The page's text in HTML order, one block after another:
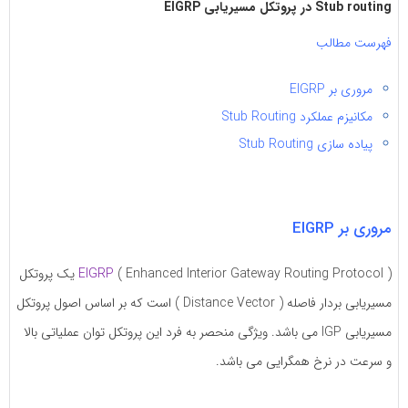
Stub routing در پروتکل مسیریابی EIGRP
فهرست مطالب
مروری بر EIGRP
مکانیزم عملکرد Stub Routing
پیاده سازی Stub Routing
مروری بر EIGRP
EIGRP( Enhanced Interior Gateway Routing Protocol ) یک پروتکل
مسیریابی بردار فاصله ( Distance Vector ) است که بر اساس اصول پروتکل
مسیریابی IGP می باشد. ویژگی منحصر به فرد این پروتکل توان عملیاتی بالا
و سرعت در نرخ همگرایی می باشد.